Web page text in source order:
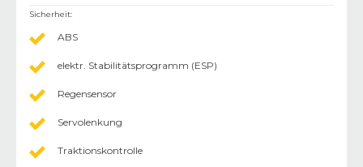
Sicherheit:
ABS
elektr. Stabilitätsprogramm (ESP)
Regensensor
Servolenkung
Traktionskontrolle